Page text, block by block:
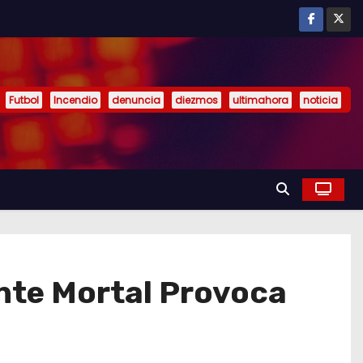
Futbol Incendio denuncia diezmos ultimahora noticia
Mortal Provoca